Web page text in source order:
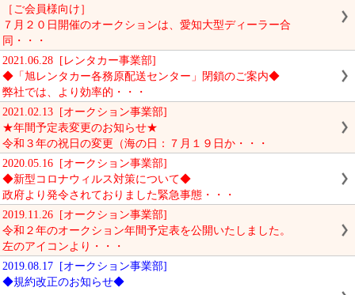
［ご会員様向け］
７月２０日開催のオークションは、愛知大型ディーラー合
同・・・
2021.06.28 [レンタカー事業部]
◆「旭レンタカー各務原配送センター」閉鎖のご案内◆
弊社では、より効率的・・・
2021.02.13 [オークション事業部]
★年間予定表変更のお知らせ★
令和３年の祝日の変更（海の日：７月１９日か・・・
2020.05.16 [オークション事業部]
◆新型コロナウィルス対策について◆
政府より発令されておりました緊急事態・・・
2019.11.26 [オークション事業部]
令和２年のオークション年間予定表を公開いたしました。
左のアイコンより・・・
2019.08.17 [オークション事業部]
◆規約改正のお知らせ◆